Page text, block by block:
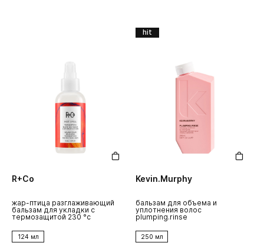
R+Co
жар-птица разглаживающий
бальзам для укладки с
термозащитой 230 °c
124 мл
hit
Kevin.Murphy
бальзам для объема и
уплотнения волос
plumping.rinse
250 мл